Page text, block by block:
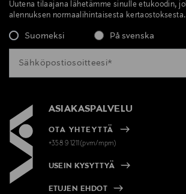
Uutena tilaajana lähetämme sinulle etukoodin,
alennuksen normaalihintaisesta kertaostoksesta.
Suomeksi På svenska
ASIAKASPALVELU
OTA YHTEYTTÄ
+358 9 1211(pvm/mpm)
USEIN KYSYTTYÄ
ETUJEN EHDOT